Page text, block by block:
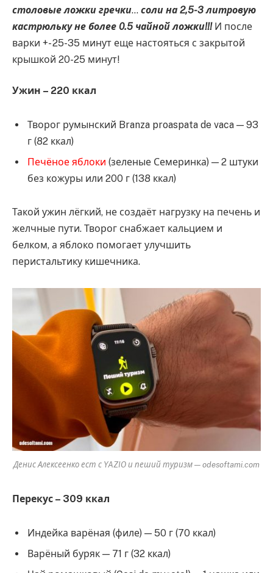
столовые ложки гречки… соли на 2,5-3 литровую
кастрюльку не более 0.5 чайной ложки!!!И после
варки +- 25-35 минут еще настояться с закрытой
крышкой 20-25 минут!
Ужин – 220 ккал
Творог румынский Branza proaspata de vaca — 93
г (82 ккал)
Печёное яблоки (зеленые Семеринка) — 2 штуки
без кожуры или 200 г (138 ккал)
Такой ужин лёгкий, не создаёт нагрузку на печень и
желчные пути. Творог снабжает кальцием и
белком, а яблоко помогает улучшить
перистальтику кишечника.
Денис Алексеенко ест с YAZIO и пеший туризм — odesoftami.com
Перекус – 309 ккал
Индейка варёная (филе) — 50 г (70 ккал)
Варёный буряк — 71 г (32 ккал)